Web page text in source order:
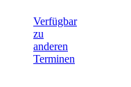
Verfügbar
zu
anderen
Terminen